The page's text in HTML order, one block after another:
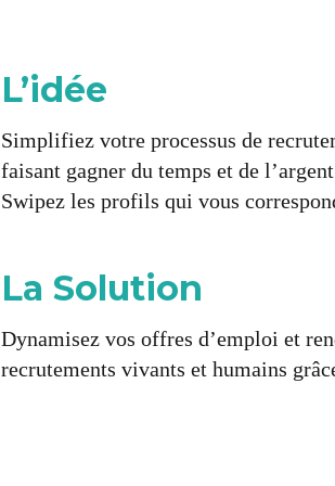
L’idée
Simplifiez votre processus de
faisant gagner du temps et de
Swipez les profils qui vous
La Solution
Dynamisez vos offres d’emploi et
recrutements vivants et humains